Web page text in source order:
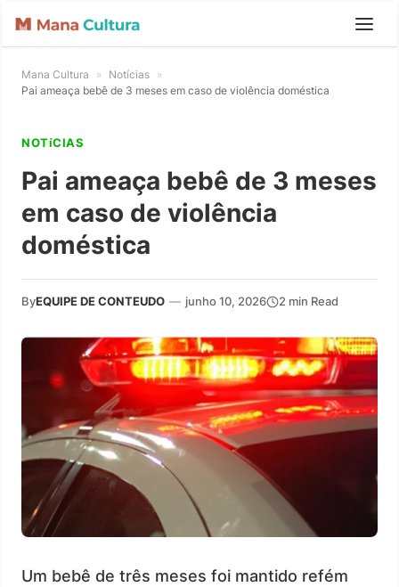
Mana Cultura » Notícias »
Pai ameaça bebê de 3 meses em caso de violência doméstica
NOTíCIAS
Pai ameaça bebê de 3 meses
em caso de violência
doméstica
ByEQUIPE DE CONTEUDO — junho 10, 2026 2 min Read
Um bebê de três meses foi mantido refém